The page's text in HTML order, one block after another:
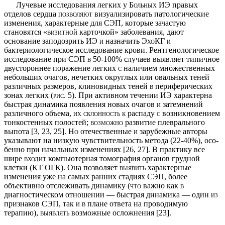
Лучевые исследования легких у Больных ИЭ правых
отделов сердца позволяют визуализировать патоло­гические
изменения, характерные для СЭП, которые зачастую
становятся «визитной карточкой» заболе­вания, дают
основание заподозрить ИЭ и назначить ЭхоКГ и
бактериологическое исследование крови. Рентгенологическое
исследование при СЭП в 50-100% случаев выявляет типичное
двустороннее поражение легких с наличием множественных
небольших оча­гов, нечетких округлых или овальных теней
различ­ных размеров, клиновидных теней в периферических
зонах легких (рис. 5). При активном течении ИЭ харак­терна
быстрая динамика появления новых очагов и затемнений
различного объема, их склонность к распаду с возникновением
тонкостенных полостей; возможно развитие плеврального
выпота [3, 23, 25]. Но отечественные и зарубежные авторы
указывают на низкую чувствительность метода (22-40%), осо­
бенно при начальных изменениях [26, 27]. В практику все
шире входит компьютерная томография органов грудной
клетки (КТ ОГК). Она позволяет выявить характерные
изменения уже на самых ранних стадиях СЭП, более
объективно отслеживать динамику (что важно как в
диагностическом отношении — быстрая динамика — один из
признаков СЭП, так и в плане ответа на проводимую
терапию), выявлять возможные осложнения [23].